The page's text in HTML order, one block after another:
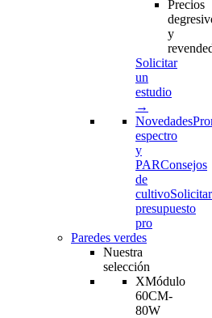
Precios
y
Solicitar
un
estudio
→
Novedades
espectro
y
PARConsejos
de
cultivoSolicitar
presupuesto
pro
Paredes verdes
Nuestra
selección
XMódulo
60CM-
80W